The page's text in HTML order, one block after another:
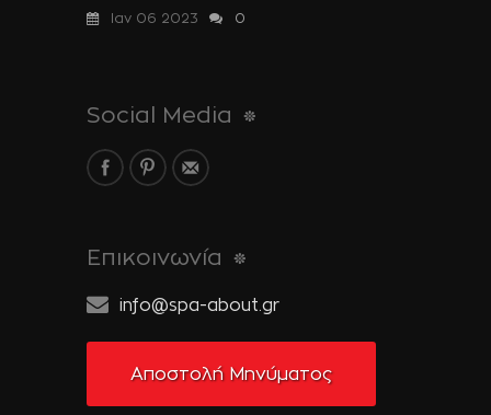
Ιαν 06 2023
0
Social Media
Επικοινωνία
info@spa-about.gr
Αποστολή Μηνύματος